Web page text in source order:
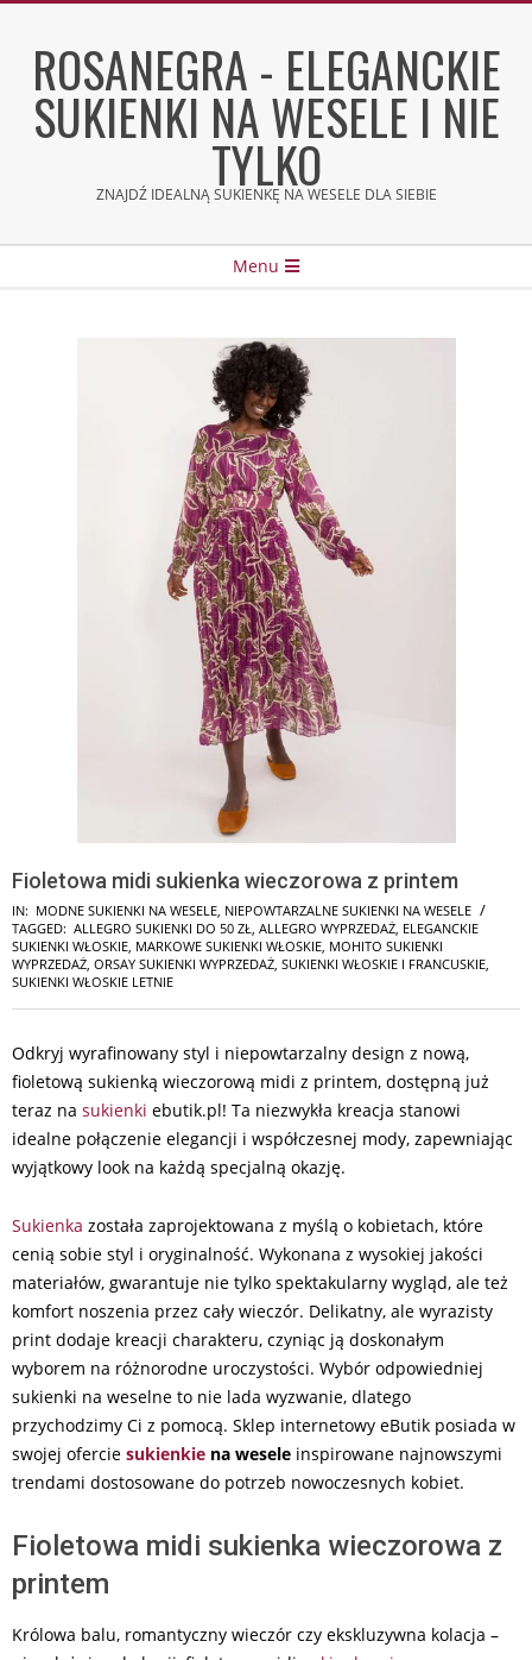
contentROSANEGRA - ELEGANCKIE
SUKIENKI NA WESELE I NIE
TYLKO
ZNAJDŹ IDEALNĄ SUKIENKĘ NA WESELE DLA SIEBIE
Menu
Fioletowa midi sukienka wieczorowa z printem
IN: MODNE SUKIENKI NA WESELE NIEPOWTARZALNE SUKIENKI NA WESELE
TAGGED: ALLEGRO SUKIENKI DO 50 ZŁ ALLEGRO WYPRZEDAŻ ELEGANCKIE
SUKIENKI WŁOSKIE MARKOWE SUKIENKI WŁOSKIE MOHITO SUKIENKI
WYPRZEDAŻ ORSAY SUKIENKI WYPRZEDAŻ SUKIENKI WŁOSKIE I FRANCUSKIE
SUKIENKI WŁOSKIE LETNIE
Odkryj wyrafinowany styl i niepowtarzalny design z nową,
fioletową sukienką wieczorową midi z printem, dostępną już
teraz na sukienki ebutik.pl! Ta niezwykła kreacja stanowi
idealne połączenie elegancji i współczesnej mody, zapewniając
wyjątkowy look na każdą specjalną okazję.
Sukienka została zaprojektowana z myślą o kobietach, które
cenią sobie styl i oryginalność. Wykonana z wysokiej jakości
materiałów, gwarantuje nie tylko spektakularny wygląd, ale też
komfort noszenia przez cały wieczór. Delikatny, ale wyrazisty
print dodaje kreacji charakteru, czyniąc ją doskonałym
wyborem na różnorodne uroczystości. Wybór odpowiedniej
sukienki na weselne to nie lada wyzwanie, dlatego
przychodzimy Ci z pomocą. Sklep internetowy eButik posiada w
swojej ofercie sukienkie na wesele inspirowane najnowszymi
trendami dostosowane do potrzeb nowoczesnych kobiet.
Fioletowa midi sukienka wieczorowa z
printem
Królowa balu, romantyczny wieczór czy ekskluzywna kolacja –